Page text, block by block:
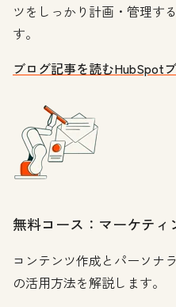
ツをしっかり計画・管理す
す。
ブログ記事を読むHubSpot
無料コース：マーケティ
コンテンツ作成とパーソナ
の活用方法を解説します。